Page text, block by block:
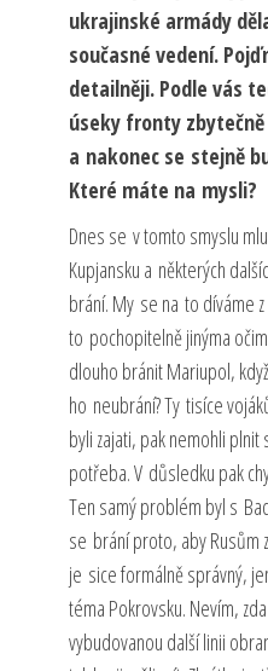
ukrajinské armády
současné vedení.
detailněji. Podle vás
úseky fronty
a nakonec se stejně
Které máte na mysli?
Dnes se v tomto smyslu
Kupjansku a některých
brání. My se na to díváme
to pochopitelně jinýma
dlouho bránit Mariupol,
ho neubrání? Ty tisíce
byli zajati, pak nemohli
potřeba. V důsledku pak
Ten samý problém byl s
se brání proto, aby Rusům
je sice formálně správný,
téma Pokrovsku. Nevím,
vybudovanou další linii